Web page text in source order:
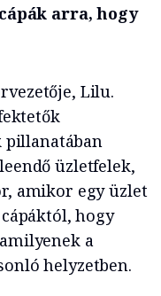
arra, hogy
Lilu.
pillanatában
üzletfelek,
amikor egy üzlet
hogy
a
helyzetben.